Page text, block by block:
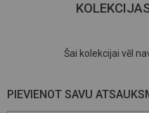
Šai kolekcijai vēl
PIEVIENOT SAVU